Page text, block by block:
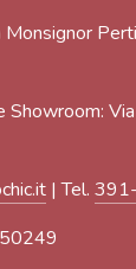
Monsignor
Showroom:
| Tel.